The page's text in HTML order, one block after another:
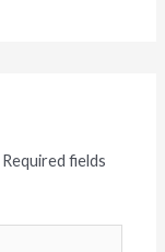
Required fields